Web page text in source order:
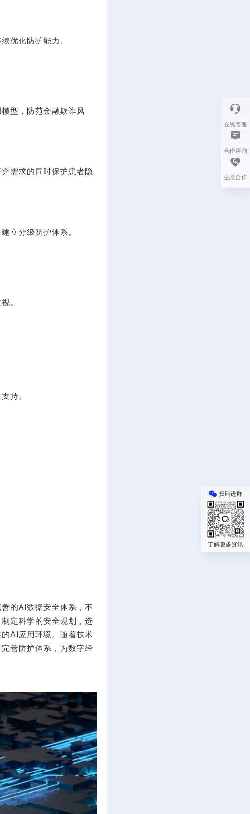
优化防护能力。
型，防范金融欺诈风
需求的同时保护患者隐
立分级防护体系。
。
持。
的AI 数据安全体系，不
定科学的安全规划，选
AI 应用环境。随着技术
善防护体系，为数字经
在线客服
合作咨询
生态合作
扫码进群
了解更多资讯